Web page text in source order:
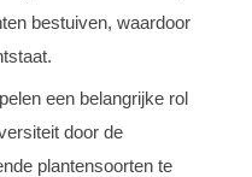
bestuiven, waardoor
een belangrijke rol
door de
plantensoorten te